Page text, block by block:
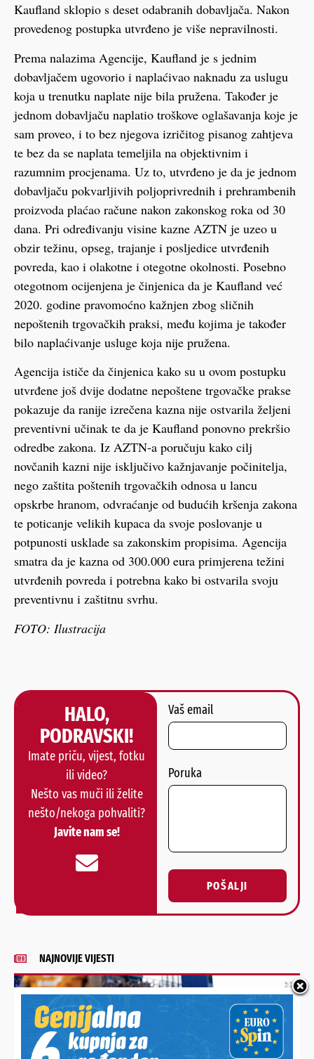
Kaufland sklopio s deset odabranih dobavljača. Nakon
provedenog postupka utvrđeno je više nepravilnosti.
Prema nalazima Agencije, Kaufland je s jednim
dobavljačem ugovorio i naplaćivao naknadu za uslugu
koja u trenutku naplate nije bila pružena. Također je
jednom dobavljaču naplatio troškove oglašavanja koje je
sam proveo, i to bez njegova izričitog pisanog zahtjeva
te bez da se naplata temeljila na objektivnim i
razumnim procjenama. Uz to, utvrđeno je da je jednom
dobavljaču pokvarljivih poljoprivrednih i prehrambenih
proizvoda plaćao račune nakon zakonskog roka od 30
dana. Pri određivanju visine kazne AZTN je uzeo u
obzir težinu, opseg, trajanje i posljedice utvrđenih
povreda, kao i olakotne i otegotne okolnosti. Posebno
otegotnom ocijenjena je činjenica da je Kaufland već
2020. godine pravomoćno kažnjen zbog sličnih
nepoštenih trgovačkih praksi, među kojima je također
bilo naplaćivanje usluge koja nije pružena.
Agencija ističe da činjenica kako su u ovom postupku
utvrđene još dvije dodatne nepoštene trgovačke prakse
pokazuje da ranije izrečena kazna nije ostvarila željeni
preventivni učinak te da je Kaufland ponovno prekršio
odredbe zakona. Iz AZTN-a poručuju kako cilj
novčanih kazni nije isključivo kažnjavanje počinitelja,
nego zaštita poštenih trgovačkih odnosa u lancu
opskrbe hranom, odvraćanje od budućih kršenja zakona
te poticanje velikih kupaca da svoje poslovanje u
potpunosti usklade sa zakonskim propisima. Agencija
smatra da je kazna od 300.000 eura primjerena težini
utvrđenih povreda i potrebna kako bi ostvarila svoju
preventivnu i zaštitnu svrhu.
FOTO: Ilustracija
HALO,
PODRAVSKI!
Imate priču, vijest, fotku
ili video?
Nešto vas muči ili želite
nešto/nekoga pohvaliti?
Javite nam se!
Vaš email
Poruka
POŠALJI
Alternative:
NAJNOVIJE VIJESTI